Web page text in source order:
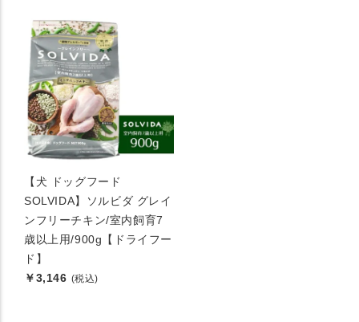
【犬 ドッグフード
SOLVIDA】ソルビダ グレイ
ンフリーチキン/室内飼育7
歳以上用/900g【ドライフー
ド】
￥3,146 (税込)